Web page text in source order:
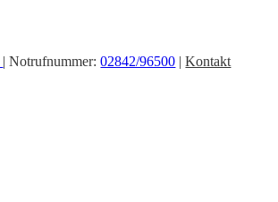
| Notrufnummer:02842/96500 |Kontakt